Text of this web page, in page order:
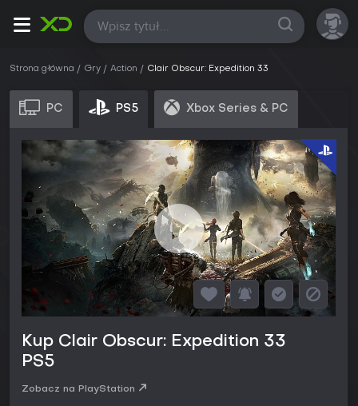
Wszystkie
Strona główna Gry Action Clair Obscur: Expedition 33
PC PS5 Xbox Series & PC
Kup Clair Obscur: Expedition 33
PS5
Zobacz na PlayStation